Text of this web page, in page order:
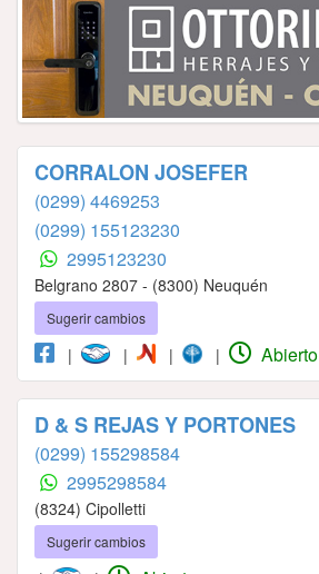
CORRALON JOSEFER
(0299) 4469253
(0299) 155123230
2995123230
Belgrano 2807 - (8300) Neuquén
Sugerir cambios
| | | | Abierto
D & S REJAS Y PORTONES
(0299) 155298584
2995298584
(8324) Cipolletti
Sugerir cambios